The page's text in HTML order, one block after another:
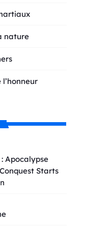
nature
l’honneur
Apocalypse
Starts